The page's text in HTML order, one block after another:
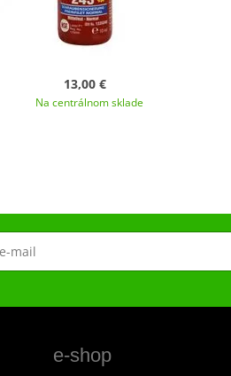
13,00 €
Na centrálnom sklade
e-shop